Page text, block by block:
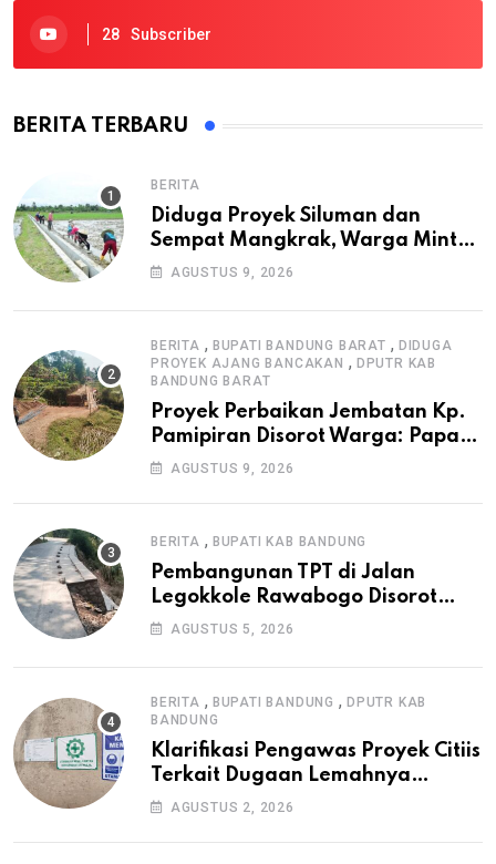
28 Subscriber
BERITA TERBARU
BERITA
Diduga Proyek Siluman dan
Sempat Mangkrak, Warga Minta
APH Usut Tuntas Pembangunan
AGUSTUS 9, 2026
BERITA , BUPATI BANDUNG BARAT , DIDUGA
PROYEK AJANG BANCAKAN , DPUTR KAB
BANDUNG BARAT
Proyek Perbaikan Jembatan Kp.
Pamipiran Disorot Warga: Papan
Informasi Tak Cantumkan PPK,
AGUSTUS 9, 2026
BERITA , BUPATI KAB BANDUNG
Pembangunan TPT di Jalan
Legokkole Rawabogo Disorot
Warga, Selesai Tanpa Papan
AGUSTUS 5, 2026
BERITA , BUPATI BANDUNG ,DPUTR KAB
BANDUNG
Klarifikasi Pengawas Proyek Citiis
Terkait Dugaan Lemahnya
Pengawasan K3
AGUSTUS 2, 2026